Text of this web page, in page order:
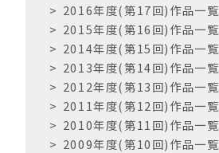
2016年度(第17回)作品一覧
2015年度(第16回)作品一覧
2014年度(第15回)作品一覧
2013年度(第14回)作品一覧
2012年度(第13回)作品一覧
2011年度(第12回)作品一覧
2010年度(第11回)作品一覧
2009年度(第10回)作品一覧